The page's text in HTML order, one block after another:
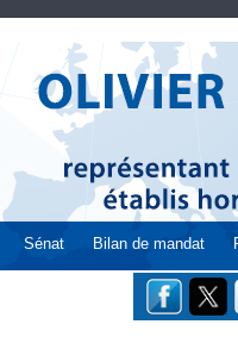
Sénat Bilan de mandat